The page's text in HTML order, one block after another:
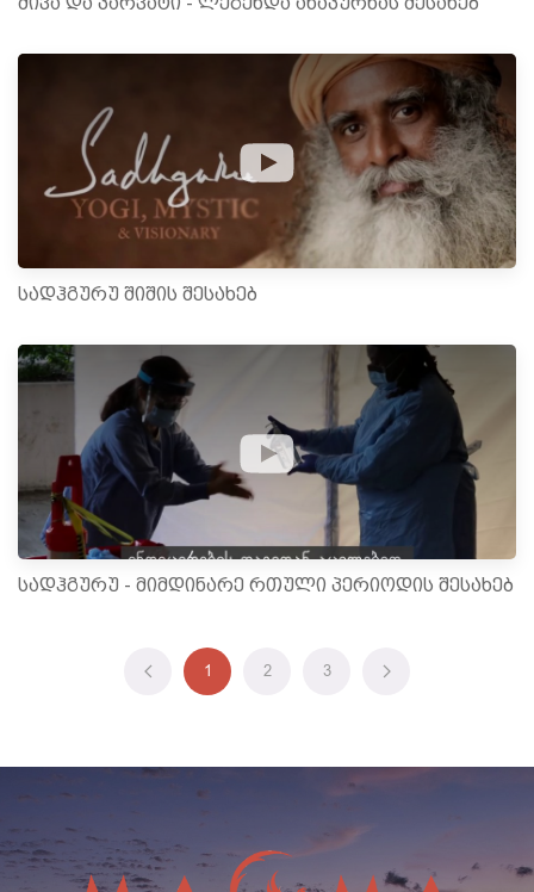
სადჰგურუ შიშის შესახებ
სადჰგურუ - მიმდინარე რთული პერიოდის შესახებ
1 2 3